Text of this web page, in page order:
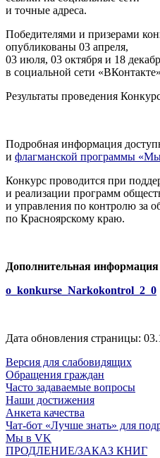
и точные адреса.
Победителями и призерами
опубликованы 03 апреля,
03 июля, 03 октября и 18
в социальной сети
Результаты проведения
Подробная информация
и флагманской программы
Конкурс проводится при
и реализации программ
и управления по контролю за
по Красноярскому краю.
Дополнительная
o_konkurse_Narkokontrol_2_0
Дата обновления страницы:
Версия для слабовидящих
Обращения граждан
Часто задаваемые вопросы
Наши достижения
Анкета качества
Чат-бот «Лучше знать» для
Мы в VK
ПРОДЛЕНИЕ/ЗАКАЗ КНИГ